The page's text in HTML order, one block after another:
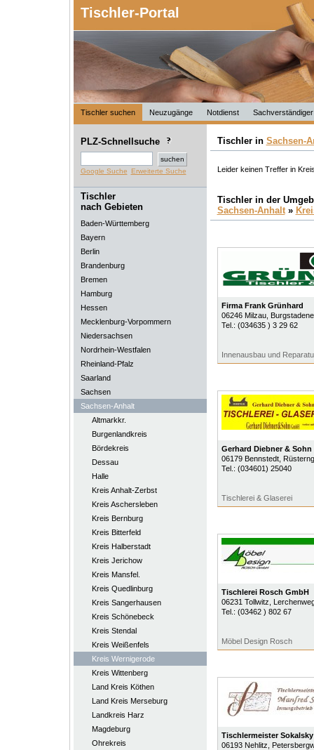
Tischler-Portal
Tischler suchen Neuzugänge Notdienst Sachverständiger
PLZ-Schnellsuche
Google Suche Erweiterte Suche
Tischler
nach Gebieten
Baden-Württemberg
Bayern
Berlin
Brandenburg
Bremen
Hamburg
Hessen
Mecklenburg-Vorpommern
Niedersachsen
Nordrhein-Westfalen
Rheinland-Pfalz
Saarland
Sachsen
Sachsen-Anhalt
Altmarkkr.
Burgenlandkreis
Bördekreis
Dessau
Halle
Kreis Anhalt-Zerbst
Kreis Aschersleben
Kreis Bernburg
Kreis Bitterfeld
Kreis Halberstadt
Kreis Jerichow
Kreis Mansfel.
Kreis Quedlinburg
Kreis Sangerhausen
Kreis Schönebeck
Kreis Stendal
Kreis Weißenfels
Kreis Wernigerode
Kreis Wittenberg
Land Kreis Köthen
Land Kreis Merseburg
Landkreis Harz
Magdeburg
Ohrekreis
Tischler in Sachsen-
Leider keinen Treffer in
Tischler in der
Sachsen-Anhalt»
Firma Frank Grünhard
06246 Milzau,
Tel.: (034635 ) 3 29 62
Innenausbau und
Gerhard Diebner & Sohn
06179 Bennstedt,
Tel.: (034601) 25040
Tischlerei & Glaserei
Tischlerei Rosch GmbH
06231 Tollwitz ,
Tel.: (03462 ) 802 67
Möbel Design Rosch
Tischlermeister Sokalsky
06193 Nehlitz ,